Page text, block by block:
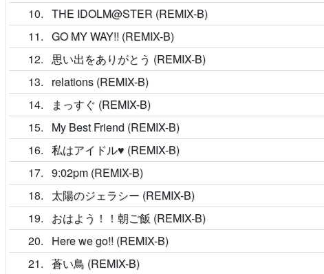
10
THE IDOLM@STER (REMIX-B)
11
GO MY WAY!! (REMIX-B)
12
思い出をありがとう (REMIX-B)
13
relations (REMIX-B)
14
まっすぐ (REMIX-B)
15
My Best Friend (REMIX-B)
16
私はアイドル♥ (REMIX-B)
17
9:02pm (REMIX-B)
18
太陽のジェラシー (REMIX-B)
19
おはよう！！朝ご飯 (REMIX-B)
20
Here we go!! (REMIX-B)
21
蒼い鳥 (REMIX-B)